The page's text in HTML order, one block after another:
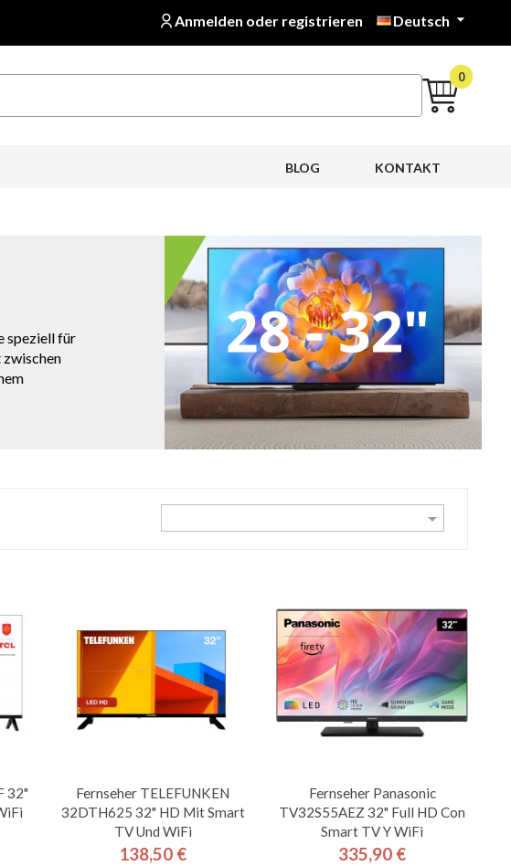
Anmelden oder registrieren Deutsch 
0
KONTAKT
BLOG
speziell für

32"
Fernseher TELEFUNKEN
32DTH625 32" HD Mit Smart
TV Und WiFi
Preis
138,50 €
Fernseher Panasonic
TV32S55AEZ 32" Full HD Con
Smart TV Y WiFi
Preis
335,90 €